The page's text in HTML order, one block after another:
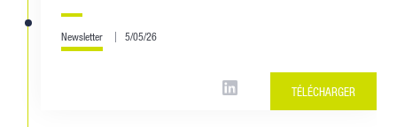
Newsletter 5/05/26
TÉLÉCHARGER